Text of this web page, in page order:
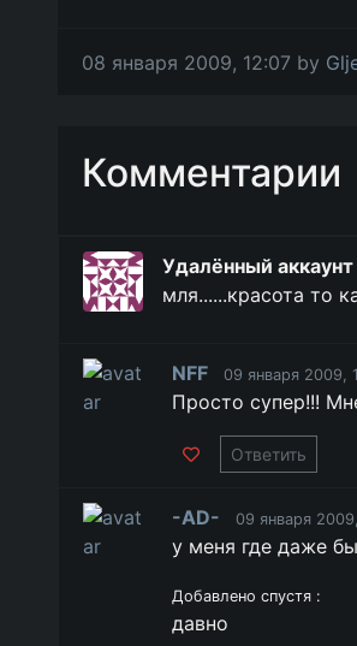
08 января 2009, 12:07 by
Комментарии
Удалённый аккаунт
мля......красота то
NFF 09 января 2009,
Просто супер!!!
Ответить
-AD- 09 января
у меня где даже
Добавлено спустя :
давно